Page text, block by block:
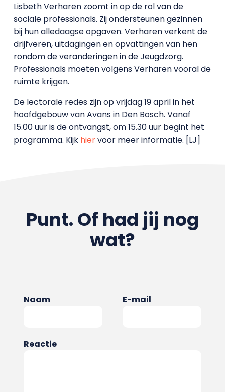
Lisbeth Verharen zoomt in op de rol van de
sociale professionals. Zij ondersteunen gezinnen
bij hun alledaagse opgaven. Verharen verkent de
drijfveren, uitdagingen en opvattingen van hen
rondom de veranderingen in de Jeugdzorg.
Professionals moeten volgens Verharen vooral de
ruimte krijgen.
De lectorale redes zijn op vrijdag 19 april in het
hoofdgebouw van Avans in Den Bosch. Vanaf
15.00 uur is de ontvangst, om 15.30 uur begint het
programma. Kijk hiervoor meer informatie. [LJ]
Punt. Of had jij nog
wat?
Naam E-mail
Reactie